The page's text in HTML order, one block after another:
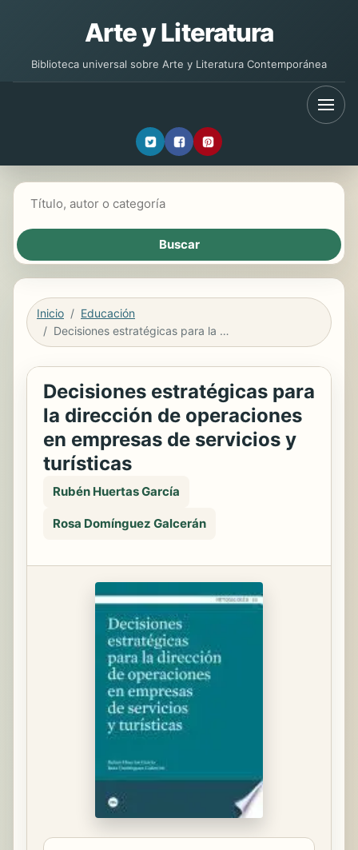
Arte y Literatura
Biblioteca universal sobre Arte y Literatura Contemporánea
Inicio
Educación
Decisiones estratégicas para la dirección de operaciones en empresas de servicios y turísticas
Decisiones estratégicas para
la dirección de operaciones
en empresas de servicios y
turísticas
Rubén Huertas García
Rosa Domínguez Galcerán